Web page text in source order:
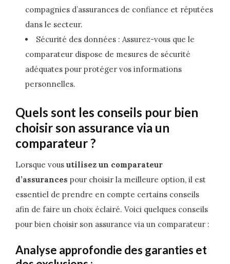
compagnies d’assurances de confiance et réputées
dans le secteur.
Sécurité des données : Assurez-vous que le
comparateur dispose de mesures de sécurité
adéquates pour protéger vos informations
personnelles.
Quels sont les conseils pour bien
choisir son assurance via un
comparateur ?
Lorsque vous utilisez un comparateur
d’assurances pour choisir la meilleure option, il est
essentiel de prendre en compte certains conseils
afin de faire un choix éclairé. Voici quelques conseils
pour bien choisir son assurance via un comparateur :
Analyse approfondie des garanties et